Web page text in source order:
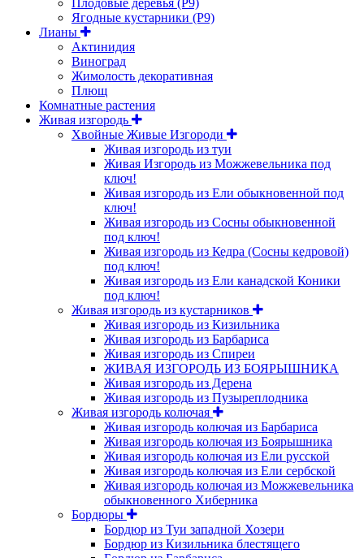
Ягодные кустарники (Р9)
Лианы
Актинидия
Виноград
Жимолость декоративная
Плющ
Комнатные растения
Живая изгородь
Хвойные Живые Изгороди
Живая изгородь из туи
Живая Изгородь из Можжевельника под
ключ!
Живая изгородь из Ели обыкновенной под
ключ!
Живая изгородь из Сосны обыкновенной
под ключ!
Живая изгородь из Кедра (Сосны кедровой)
под ключ!
Живая изгородь из Ели канадской Коники
под ключ!
Живая изгородь из кустарников
Живая изгородь из Кизильника
Живая изгородь из Барбариса
Живая изгородь из Спиреи
ЖИВАЯ ИЗГОРОДЬ ИЗ БОЯРЫШНИКА
Живая изгородь из Дерена
Живая изгородь из Пузыреплодника
Живая изгородь колючая
Живая изгородь колючая из Барбариса
Живая изгородь колючая из Боярышника
Живая изгородь колючая из Ели русской
Живая изгородь колючая из Ели сербской
Живая изгородь колючая из Можжевельника
обыкновенного Хиберника
Бордюры
Бордюр из Туи западной Хозери
Бордюр из Кизильника блестящего